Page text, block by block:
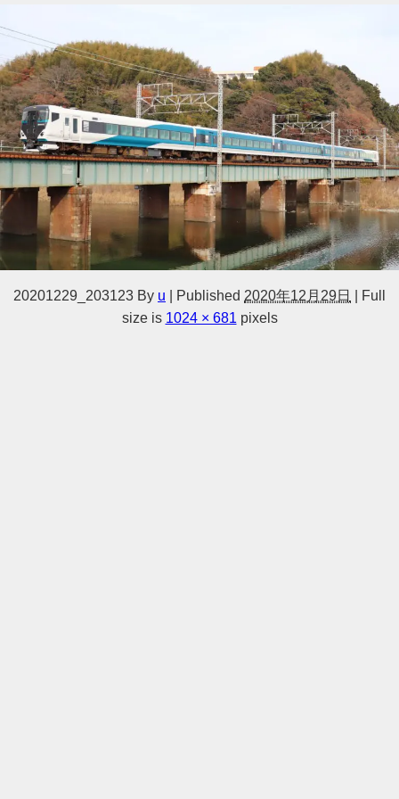
20201229_203123 By u Published 2020年12月29日
Full
size is 1024 × 681 pixels